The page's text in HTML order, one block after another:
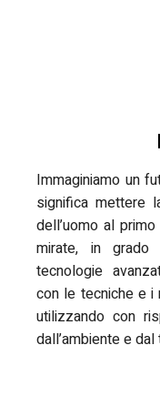
Immaginiamo un
significa mettere
dell’uomo al
mirate, in grado
tecnologie
con le tecniche e i
utilizzando con
dall’ambiente e dal